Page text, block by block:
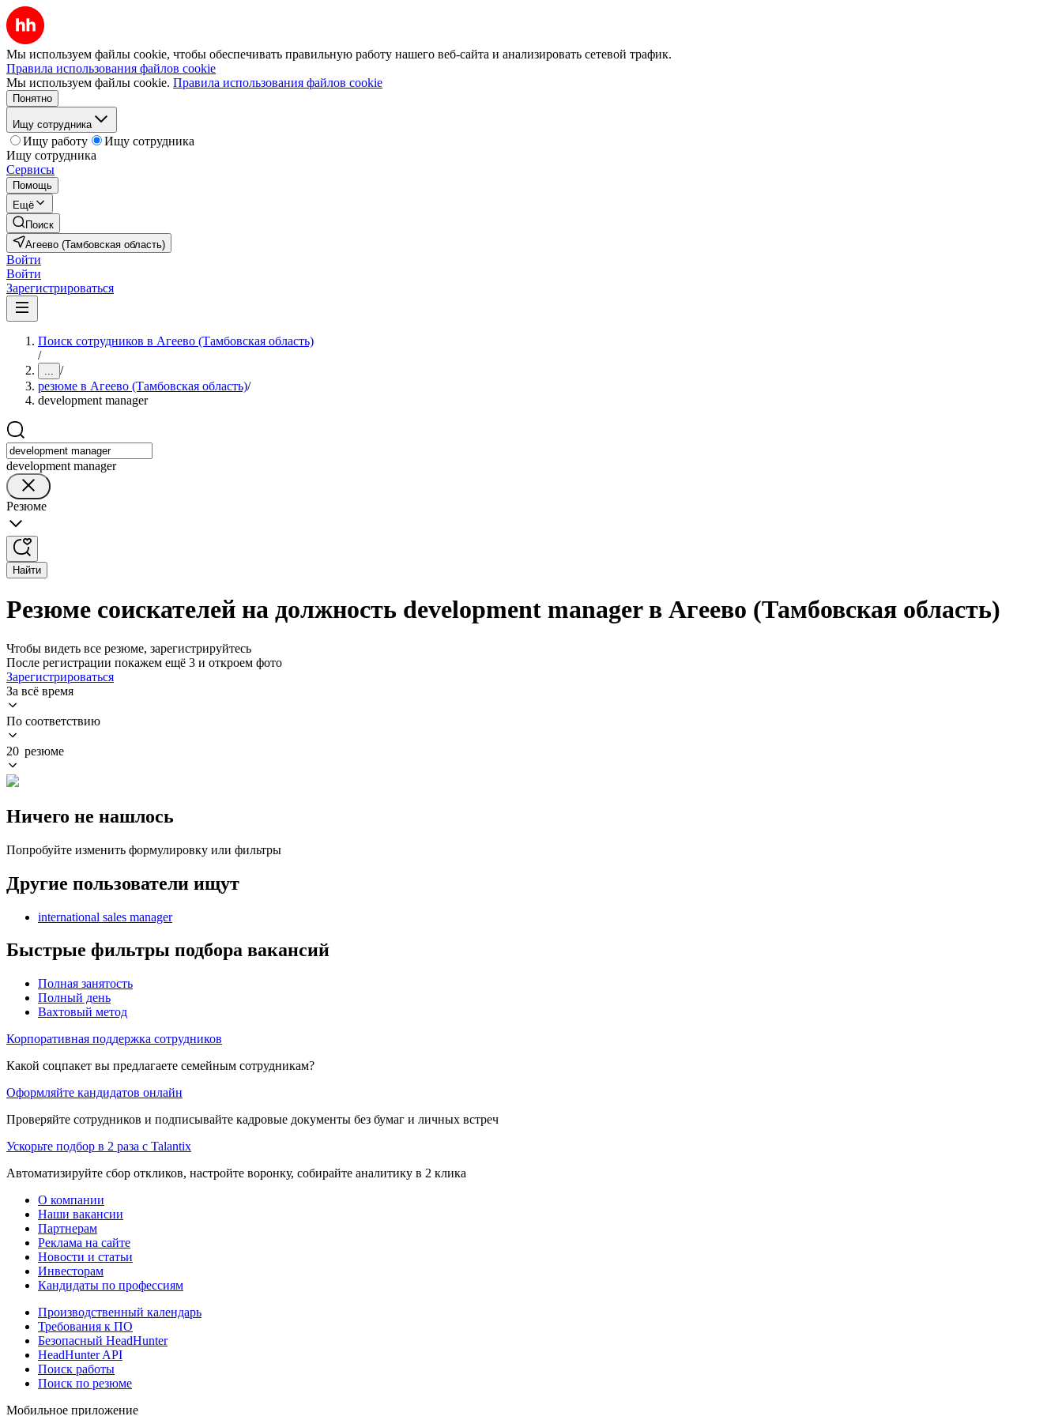
Мы используем файлы cookie, чтобы обеспечивать правильную работу нашего веб-сайта и анализировать сетевой трафик.
Правила использования файлов cookie
Мы используем файлы cookie. Правила использования файлов cookie
Понятно
Ищу сотрудника
Ищу работу
Ищу сотрудника
Ищу сотрудника
Сервисы
Помощь
Ещё
Поиск
Агеево (Тамбовская область)
Войти
Войти
Зарегистрироваться
Поиск сотрудников в Агеево (Тамбовская область)
/
... /
резюме в Агеево (Тамбовская область)/
development manager
development manager
Резюме
Найти
Резюме соискателей на должность development manager в Агеево (Тамбовская область)
Чтобы видеть все резюме, зарегистрируйтесь
После регистрации покажем ещё 3 и откроем фото
Зарегистрироваться
За всё время
По соответствию
20 резюме
Ничего не нашлось
Попробуйте изменить формулировку или фильтры
Другие пользователи ищут
international sales manager
Быстрые фильтры подбора вакансий
Полная занятость
Полный день
Вахтовый метод
Корпоративная поддержка сотрудников
Какой соцпакет вы предлагаете семейным сотрудникам?
Оформляйте кандидатов онлайн
Проверяйте сотрудников и подписывайте кадровые документы без бумаг и личных встреч
Ускорьте подбор в 2 раза с Talantix
Автоматизируйте сбор откликов, настройте воронку, собирайте аналитику в 2 клика
О компании
Наши вакансии
Партнерам
Реклама на сайте
Новости и статьи
Инвесторам
Кандидаты по профессиям
Производственный календарь
Требования к ПО
Безопасный HeadHunter
HeadHunter API
Поиск работы
Поиск по резюме
Мобильное приложение